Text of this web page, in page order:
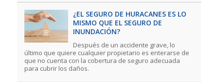
¿EL SEGURO DE HURACANES ES LO
MISMO QUE EL SEGURO DE
INUNDACIÓN?
Después de un accidente grave, lo
último que quiere cualquier propietario es enterarse de
que no cuenta con la cobertura de seguro adecuada
para cubrir los daños.